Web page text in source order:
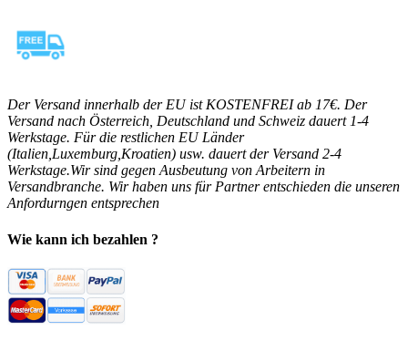
Der Versand innerhalb der EU ist KOSTENFREI ab 17€. Der
Versand nach Österreich, Deutschland und Schweiz dauert 1-4
Werkstage. Für die restlichen EU Länder
(Italien,Luxemburg,Kroatien) usw. dauert der Versand 2-4
Werkstage.Wir sind gegen Ausbeutung von Arbeitern in
Versandbranche. Wir haben uns für Partner entschieden die unseren
Anfordurngen entsprechen
Wie kann ich bezahlen ?